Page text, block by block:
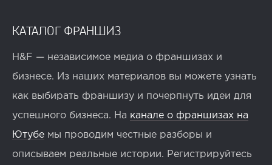
КАТАЛОГ ФРАНШИЗ
H&F — независимое медиа о франшизах и
бизнесе. Из наших материалов вы можете узнать
как выбирать франшизу и почерпнуть идеи для
успешного бизнеса. На канале о франшизах на
Ютубе мы проводим честные разборы и
описываем реальные истории. Регистрируйтесь